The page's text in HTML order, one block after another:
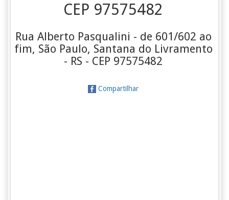
CEP 97575482
Rua Alberto Pasqualini - de 601/602 ao
fim, São Paulo, Santana do Livramento
- RS - CEP 97575482
Compartilhar